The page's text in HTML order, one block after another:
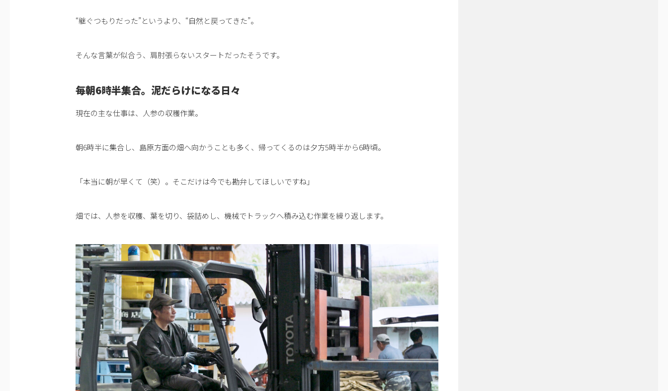
“継ぐつもりだった”というより、“自然と戻ってきた”。
そんな言葉が似合う、肩肘張らないスタートだったそうです。
毎朝6時半集合。泥だらけになる日々
現在の主な仕事は、人参の収穫作業。
朝6時半に集合し、島原方面の畑へ向かうことも多く、帰ってくるのは夕方5時半から6時頃。
「本当に朝が早くて（笑）。そこだけは今でも勘弁してほしいですね」
畑では、人参を収穫、葉を切り、袋詰めし、機械でトラックへ積み込む作業を繰り返します。